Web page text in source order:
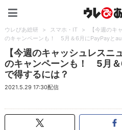
ウレぴあ総研 > スマホ・IT >
【今週のキ
のキャンペーンも！ 5月＆6月にPayPayとau
【今週のキャッシュレスニ
のキャンペーンも！ 5月
で得するには？
2021.5.29 17:30配信